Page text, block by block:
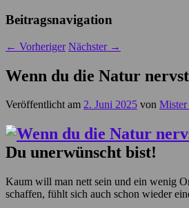
Beitragsnavigation
← Vorheriger Nächster →
Wenn du die Natur
Veröffentlicht am 2. Juni 2025 von Mister
Du unerwünscht bist!
Kaum will man nett sein und ein wenig
schaffen, fühlt sich auch schon wieder